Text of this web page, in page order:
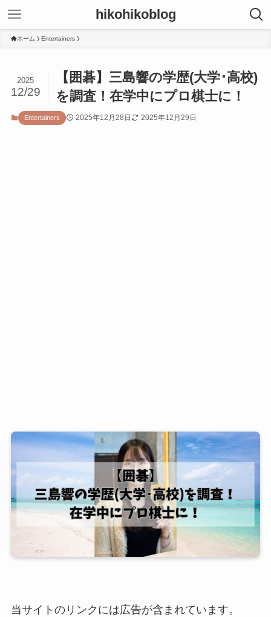
hikohikoblog
ホーム Entertainers
【囲碁】三島響の学歴(大学･高校)
を調査！在学中にプロ棋士に！
2025
12/29
Entertainers 2025年12月28日 2025年12月29日
当サイトのリンクには広告が含まれています。